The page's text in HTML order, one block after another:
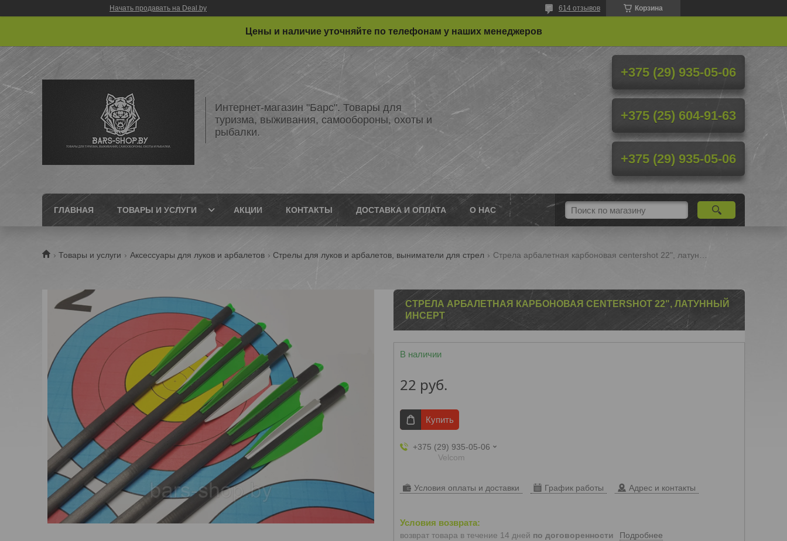
Начать продавать на Deal.by Корзина
614 отзывов
Цены и наличие уточняйте по телефонам у наших менеджеров
Интернет-магазин "Барс". Товары для
туризма, выживания, самообороны, охоты и
рыбалки.
+375 (29) 935-05-06
+375 (25) 604-91-63
+375 (29) 935-05-06
ГЛАВНАЯ ТОВАРЫ И УСЛУГИ АКЦИИ КОНТАКТЫ ДОСТАВКА И ОПЛАТА О НАС
Товары и услуги Аксессуары для луков и арбалетов Стрелы для луков и арбалетов, выниматели для стрел
СТРЕЛА АРБАЛЕТНАЯ КАРБОНОВАЯ CENTERSHOT 22", ЛАТУННЫЙ
ИНСЕРТ
В наличии
22 руб.
Купить
+375 (29) 935-05-06
Velcom
Условия оплаты и доставки График работы Адрес и контакты
возврат товара в течение 14 дней по договоренности Подробнее